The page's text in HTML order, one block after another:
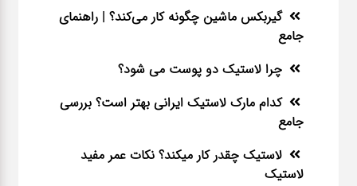
گیربکس ماشین چگونه کار می‌کند؟ | راهنمای
جامع
چرا لاستیک دو پوست می شود؟
کدام مارک لاستیک ایرانی بهتر است؟ بررسی
جامع
لاستیک چقدر کار میکند؟ نکات عمر مفید
لاستیک